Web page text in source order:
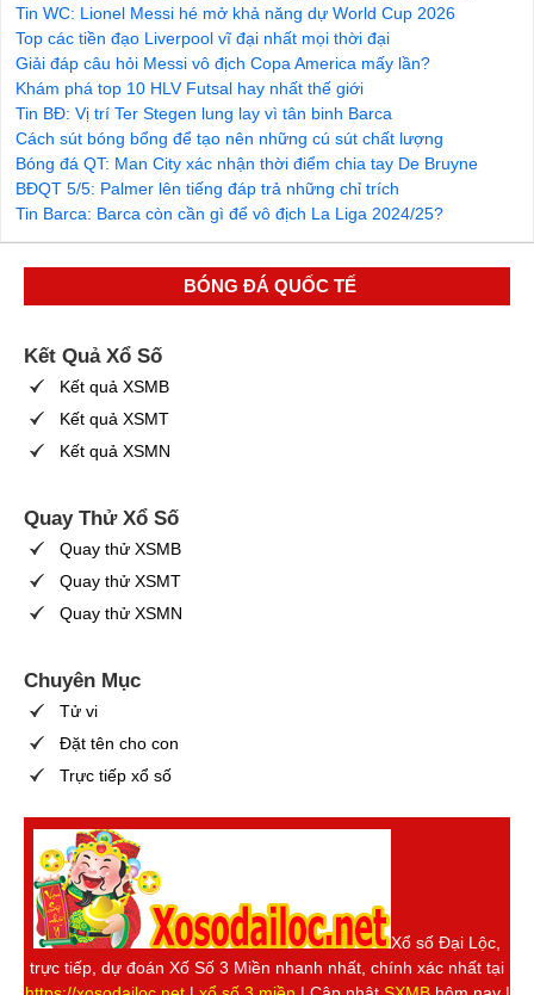
Tin WC: Lionel Messi hé mở khả năng dự World Cup 2026
Top các tiền đạo Liverpool vĩ đại nhất mọi thời đại
Giải đáp câu hỏi Messi vô địch Copa America mấy lần?
Khám phá top 10 HLV Futsal hay nhất thế giới
Tin BĐ: Vị trí Ter Stegen lung lay vì tân binh Barca
Cách sút bóng bổng để tạo nên những cú sút chất lượng
Bóng đá QT: Man City xác nhận thời điểm chia tay De Bruyne
BĐQT 5/5: Palmer lên tiếng đáp trả những chỉ trích
Tin Barca: Barca còn cần gì để vô địch La Liga 2024/25?
BÓNG ĐÁ QUỐC TẾ
Kết Quả Xổ Số
Kết quả XSMB
Kết quả XSMT
Kết quả XSMN
Quay Thử Xổ Số
Quay thử XSMB
Quay thử XSMT
Quay thử XSMN
Chuyên Mục
Tử vi
Đặt tên cho con
Trực tiếp xổ số
Xổ số Đại Lộc,
trực tiếp, dự đoán Xố Số 3 Miền nhanh nhất, chính xác nhất tại